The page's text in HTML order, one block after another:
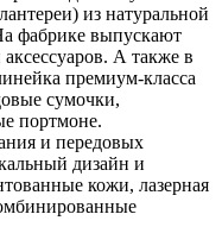
из натуральной
фабрике выпускают
А также в
премиум-класса
сумочки,
портмоне.
и передовых
дизайн и
кожи, лазерная